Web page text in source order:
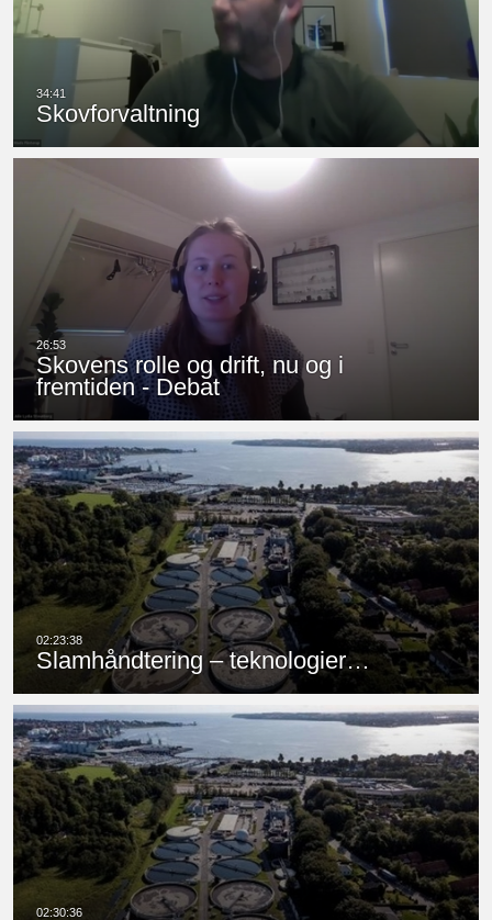
Skovforvaltning
Skovens rolle og drift, nu og i
fremtiden - Debat
Slamhåndtering – teknologier…